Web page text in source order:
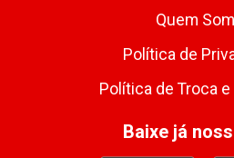
Quem
Política de
Política de Troca
Baixe já